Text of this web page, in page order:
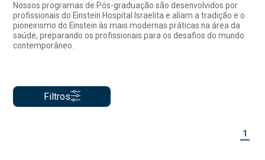
Nossos programas de Pós-graduação são desenvolvidos por
profissionais do Einstein Hospital Israelita e aliam a tradição e o
pioneirismo do Einstein às mais modernas práticas na área da
saúde, preparando os profissionais para os desafios do mundo
contemporâneo.
Filtros
1